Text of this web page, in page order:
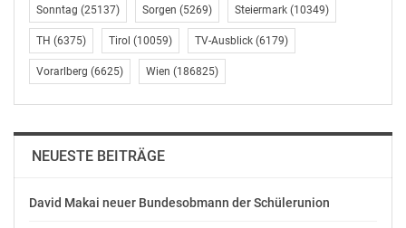
Programmänderungen möglich)
http://presse.ORF.at
OTS-ORIGINALTEXT PRESSEAUSSENDUNG UNTER
AUSSCHLIESSLICHER INHALTLICHER VERANTWORTUNG
© Copyright APA-OTS Originaltext-Service GmbH und
Sonntag (25137) Sorgen (5269) Steiermark (10349)
TH (6375) Tirol (10059) TV-Ausblick (6179)
Vorarlberg (6625) Wien (186825)
NEUESTE BEITRÄGE
David Makai neuer Bundesobmann der Schülerunion